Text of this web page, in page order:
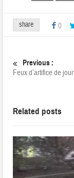
share 0
Previous :
Feux d’artifice de jour
Related posts